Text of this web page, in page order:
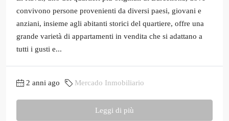
convivono persone provenienti da diversi paesi, giovani e
anziani, insieme agli abitanti storici del quartiere, offre una
grande varietà di appartamenti in vendita che si adattano a
tutti i gusti e...
2 anni ago Mercado Inmobiliario
Leggi di più